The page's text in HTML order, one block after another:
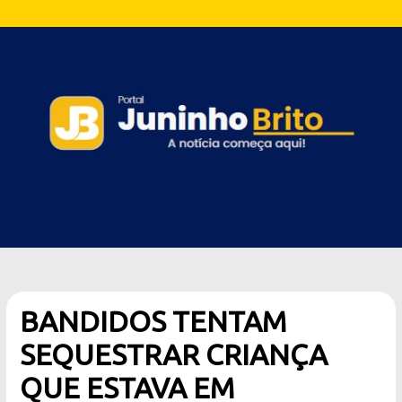
BANDIDOS TENTAM
SEQUESTRAR CRIANÇA
QUE ESTAVA EM